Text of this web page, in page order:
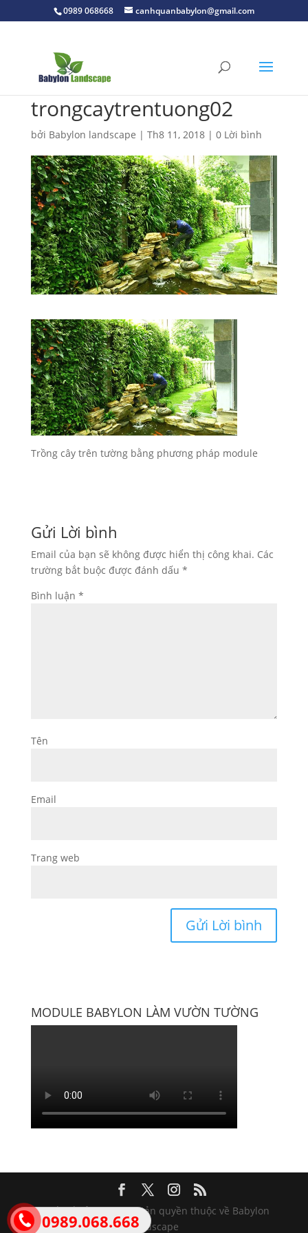
0989.068.668
0989 068668 canhquanbabylon@gmail.com
trongcaytrentuong02
bởi Babylon landscape | Th8 11, 2018| 0 Lời bình
Trồng cây trên tường bằng phương pháp module
Gửi Lời bình
Email của bạn sẽ không được hiển thị công khai. Các
trường bắt buộc được đánh dấu *
Bình luận *
Tên
Email
Trang web
MODULE BABYLON LÀM VƯỜN TƯỜNG
Thiết kế bởi Wisera | Bản quyền thuộc về Babylon
Landscape